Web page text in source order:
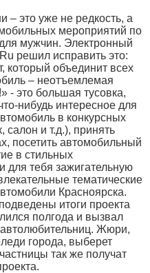
это уже не редкость, а
мероприятий по
мужчин. Электронный
решил исправить это:
который объединит всех
– неотъемлемая
- это большая тусовка,
нибудь интересное для
в конкурсных
салон и т.д.), принять
посетить автомобильный
в стильных
для тебя зажигательную
тематические
Красноярска.
итоги проекта
полгода и вызвал
Жюри,
города, выберет
так же получат